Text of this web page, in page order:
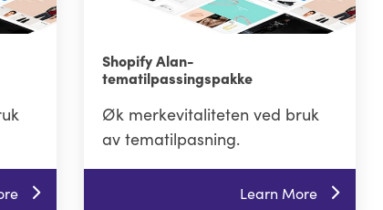
Shopify Alan-
tematilpassingspakke
Øk merkevitaliteten ved bruk
av tematilpasning.
Learn More